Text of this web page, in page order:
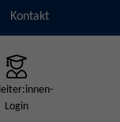
Kontakt
Login